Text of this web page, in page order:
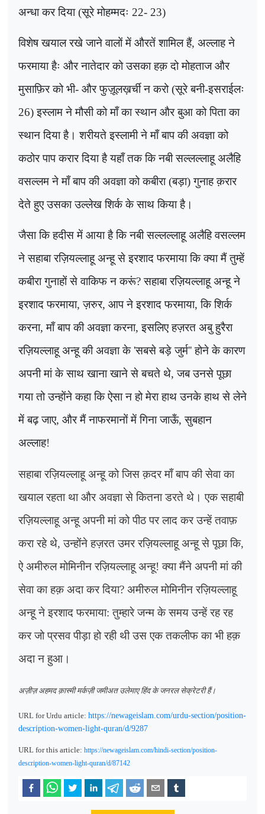
अन्धा कर दिया (सूरे मोहम्मदः 22- 23)
विशेष खयाल रखे जाने वालों में औरतें शामिल हैं, अल्लाह ने
फरमाया हैः और नातेदार को उसका हक़ दो मोहताज और
मुसाफ़िर को भी- और फुज़ूलख़र्ची न करो (सूरे बनी-इसराईलः
26) इस्लाम ने मौसी को माँ का स्थान और बुआ को पिता का
स्थान दिया है। शरीयते इस्लामी ने माँ बाप की अवज्ञा को
कठोर पाप करार दिया है यहाँ तक कि नबी सल्लल्लाहू अलैहि
वसल्लम ने माँ बाप की अवज्ञा को कबीरा (बड़ा) गुनाह क़रार
देते हुए उसका उल्लेख शिर्क के साथ किया है।
जैसा कि हदीस में आया है कि नबी सल्लल्लाहू अलैहि वसल्लम
ने सहाबा रज़ियल्लाहू अन्हू से इरशाद फरमाया कि क्या मैं तुम्हें
कबीरा गुनाहों से वाकिफ न करूं?सहाबा रज़ियल्लाहू अन्हू ने
इरशाद फरमाया, ज़रुर, आप ने इरशाद फरमाया, कि शिर्क
करना, माँ बाप की अवज्ञा करना, इसलिए हज़रत अबु हुरैरा
रज़ियल्लाहू अन्हू की अवज्ञा के'सबसे बड़े जुर्म''होने के कारण
अपनी मां के साथ खाना खाने से बचते थे, जब उनसे पूछा
गया तो उन्होंने कहा कि ऐसा न हो मेरा हाथ उनके हाथ से लेने
में बढ़ जाए, और मैं नाफरमानों में गिना जाऊँ, सुबहान
अल्लाह!
सहाबा रज़ियल्लाहू अन्हू को जिस क़दर माँ बाप की सेवा का
खयाल रहता था और अवज्ञा से कितना डरते थे। एक सहाबी
रज़ियल्लाहू अन्हू अपनी मां को पीठ पर लाद कर उन्हें तवाफ़
करा रहे थे,उन्होंने हज़रत उमर रज़ियल्लाहू अन्हू से पूछा कि,
ऐ अमीरुल मोमिनीन रज़ियल्लाहू अन्हू! क्या मैंने अपनी मां की
सेवा का हक़ अदा कर दिया? अमीरुल मोमिनीन रज़ियल्लाहू
अन्हू ने इरशाद फरमाया: तुम्हारे जन्म के समय उन्हें रह रह
कर जो प्रसव पीड़ा हो रही थी उस एक तकलीफ का भी हक़
अदा न हुआ।
अज़ीज़ अहमद क़ास्मी मर्कज़ी जमीअत उलेमाए हिंद के जनरल सेक्रेटरी हैं।
URL for Urdu article: https://newageislam.com/urdu-section/position-
description-women-light-quran/d/9287
URL for this article: https://newageislam.com/hindi-section/position-
description-women-light-quran/d/87142